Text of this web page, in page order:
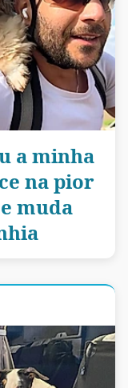
a minha
na pior
muda